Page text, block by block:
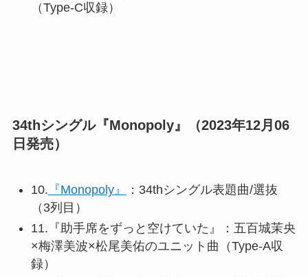
（Type-C収録）
34thシングル『Monopoly』（2023年12月06
日発売）
10. 『Monopoly』
：34thシングル表題曲/選抜
（3列目）
11.『助手席をずっと空けていた』：五百城茉央
×梅澤美波×松尾美佑のユニット曲（Type-A収
録）